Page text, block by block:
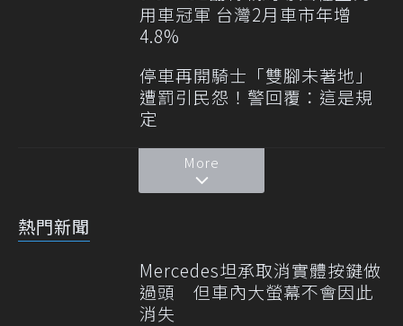
用車冠軍 台灣2月車市年增
4.8%
停車再開騎士「雙腳未著地」
遭罰引民怨！警回覆：這是規
定
More
熱門新聞
Mercedes坦承取消實體按鍵做
過頭 但車內大螢幕不會因此
消失